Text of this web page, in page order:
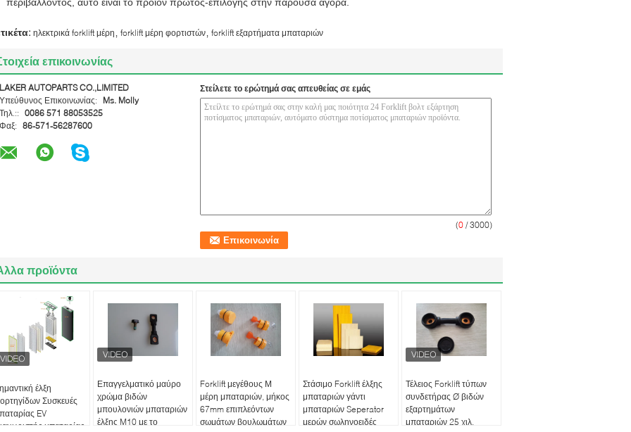
ηλεκτρικά forklift μέρη forklift μέρη φορτιστών forklift εξαρτήματα μπαταριών
επικοινωνίας
LAKER AUTOPARTS CO.,LIMITED
Υπεύθυνος Επικοινωνίας:
Ms. Molly
Τηλ.:: 0086 571 88053525
Φαξ: 86-571-56287600
Στείλετε το ερώτημά σας απευθείας σε εμάς
(0 / 3000)
προϊόντα
έλξη
Συσκευές
EV
μπαταρίας
Επαγγελματικό μαύρο
χρώμα βιδών
μπουλονιών μπαταριών
έλξης M10 με το
Forklift μεγέθους Μ
μέρη μπαταριών, μήκος
67mm επιπλεόντων
σωμάτων βουλωμάτων
Στάσιμο Forklift έλξης
μπαταριών γάντι
μπαταριών Seperator
μερών σωληνοειδές
Τέλειος Forklift τύπων
συνδετήρας Ø βιδών
εξαρτημάτων
μπαταριών 25 χιλ.